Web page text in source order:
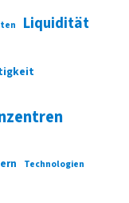
Liquidität
Technologien